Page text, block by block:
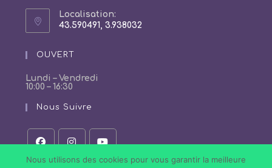
Localisation:
43.590491, 3.938032
un
nouvel
OUVERT
Lundi – Vendredi
10:00 – 16:30
Nous Suivre
S’ouvreS’ouvreS’ouvre
Nous utilisons des cookies pour vous garantir la meilleure